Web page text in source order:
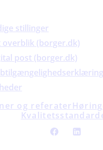
stillinger
overblik (borger.dk)
post (borger.dk)
og referater